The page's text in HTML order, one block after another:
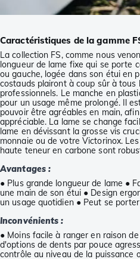
Caractéristiques de la gamme
La collection FS, comme nous
longueur de lame fixe qui se porte
ou gauche, logée dans son étui en
costauds plairont à coup sûr à
professionnels. Le manche en
pour un usage même prolongé. Il
pouvoir être agréables en main,
appréciable. La lame se change
lame en dévissant la grosse vis
monnaie ou de votre Victorinox.
haute teneur en carbone sont
Avantages :
● Plus grande longueur de lame ●
une main de son étui ● Design
un usage quotidien ● Peut se
Inconvénients :
● Moins facile à ranger en raison
d'options de dents par pouce
contrôle au niveau de la puissance